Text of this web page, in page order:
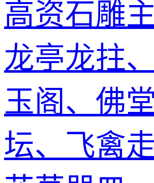
高资石雕
龙亭龙拄
玉阁、佛
坛、飞禽走